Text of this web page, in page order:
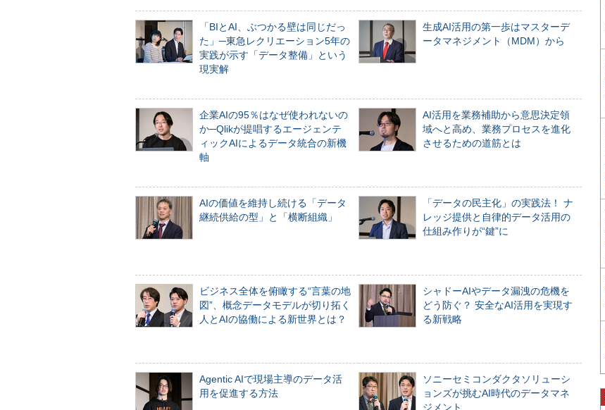
「BIとAI、ぶつかる壁は同じだっ
た」─東急レクリエーション5年の
実践が示す「データ整備」という
現実解
生成AI活用の第一歩はマスターデ
ータマネジメント（MDM）から
企業AIの95％はなぜ使われないの
か─Qlikが提唱するエージェンテ
ィックAIによるデータ統合の新機
軸
AI活用を業務補助から意思決定領
域へと高め、業務プロセスを進化
させるための道筋とは
AIの価値を維持し続ける「データ
継続供給の型」と「横断組織」
「データの民主化」の実践法！ ナ
レッジ提供と自律的データ活用の
仕組み作りが“鍵”に
ビジネス全体を俯瞰する“言葉の地
図”、概念データモデルが切り拓く
人とAIの協働による新世界とは？
シャドーAIやデータ漏洩の危機を
どう防ぐ？ 安全なAI活用を実現す
る新戦略
Agentic AIで現場主導のデータ活
用を促進する方法
ソニーセミコンダクタソリューシ
ョンズが挑むAI時代のデータマネ
ジメント